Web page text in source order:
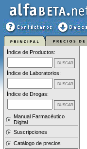
Índice de Productos:
Índice de Laboratorios:
Índice de Drogas:
Manual Farmacéutico
Digital
Suscripciones
Catálogo de precios